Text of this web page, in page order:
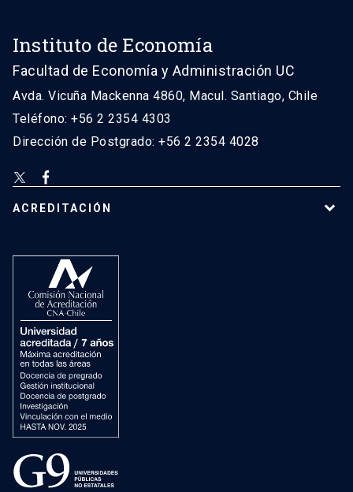
Instituto de Economía
Facultad de Economía y Administración UC
Avda. Vicuña Mackenna 4860, Macul. Santiago, Chile
Teléfono: +56 2 2354 4303
Dirección de Postgrado: +56 2 2354 4028
ACREDITACIÓN